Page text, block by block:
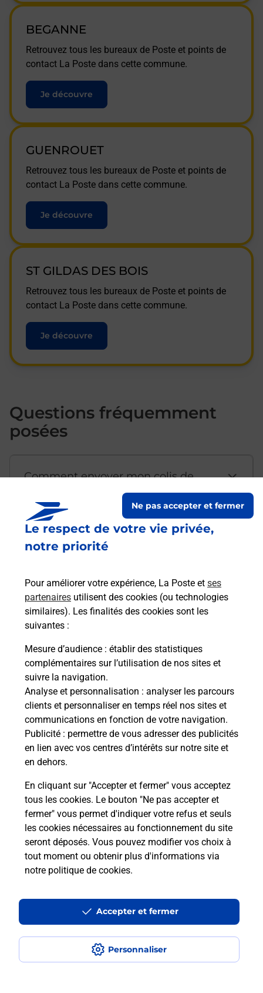
Le respect de votre vie privée,
notre priorité
Pour améliorer votre expérience, La Poste et ses
partenaires utilisent des cookies (ou technologies
similaires). Les finalités des cookies sont les
suivantes :
Mesure d’audience : établir des statistiques
complémentaires sur l’utilisation de nos sites et
suivre la navigation.
Analyse et personnalisation : analyser les parcours
clients et personnaliser en temps réel nos sites et
communications en fonction de votre navigation.
Publicité : permettre de vous adresser des publicités
en lien avec vos centres d’intérêts sur notre site et
en dehors.
En cliquant sur "Accepter et fermer" vous acceptez
tous les cookies. Le bouton "Ne pas accepter et
fermer" vous permet d'indiquer votre refus et seuls
les cookies nécessaires au fonctionnement du site
seront déposés. Vous pouvez modifier vos choix à
tout moment ou obtenir plus d'informations via
notre politique de cookies.
Personnaliser
Ne pas accepter et fermer
Accepter et fermer
BEGANNE
Retrouvez tous les bureaux de Poste et points de
contact La Poste dans cette commune.
Je découvre
GUENROUET
Retrouvez tous les bureaux de Poste et points de
contact La Poste dans cette commune.
Je découvre
ST GILDAS DES BOIS
Retrouvez tous les bureaux de Poste et points de
contact La Poste dans cette commune.
Je découvre
Questions fréquemment
posées
Comment envoyer mon colis de
Est-il possible d’acheter un
emballage directement depuis un
Comment demander une
modification de livraison ?
Comment La Poste participe-t-elle
à votre sécurité au quotidien ?
Puis-je passer mon code de la route
avec La Poste et sous quelles
conditions ?
Localiser Liste Morbihan ST DOLAY
Accessibilité : partiellement conforme
Conditions contractuelles
Mentions légales